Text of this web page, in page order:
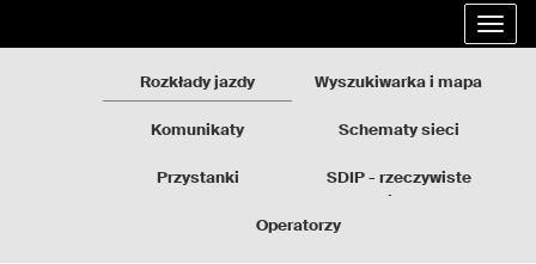
Rozkłady jazdy Wyszukiwarka i mapa
Komunikaty Schematy sieci
Przystanki
SDIP - rzeczywiste
Operatorzy